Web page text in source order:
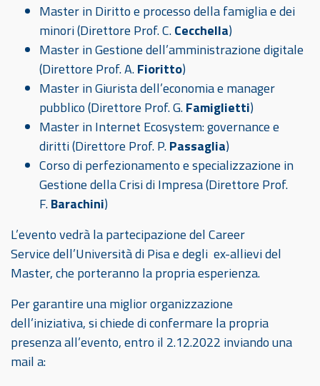
Master in Diritto e processo della famiglia e dei
minori (Direttore Prof. C.Cecchella)
Master in Gestione dell’amministrazione digitale
(Direttore Prof. A.Fioritto)
Master in Giurista dell’economia e manager
pubblico (Direttore Prof. G.Famiglietti)
Master in Internet Ecosystem: governance e
diritti (Direttore Prof. P.Passaglia)
Corso di perfezionamento e specializzazione in
Gestione della Crisi di Impresa (Direttore Prof.
F.Barachini)
L’evento vedrà la partecipazione del Career
Service dell’Università di Pisa e degli ex-allievi del
Master, che porteranno la propria esperienza.
Per garantire una miglior organizzazione
dell’iniziativa, si chiede di confermare la propria
presenza all’evento, entro il 2.12.2022 inviando una
mail a: